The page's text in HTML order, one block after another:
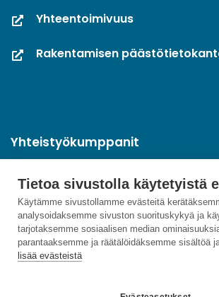
Tietoa sivustolla käytetyistä
Käytämme sivustollamme evästeitä
analysoidaksemme sivuston suorituskykyä ja
tarjotaksemme sosiaalisen median
parantaaksemme ja räätälöidäksemme sisältöä
lisää evästeistä
Yhteentoimivuus
Rakentamisen
Yhteistyökumppanit